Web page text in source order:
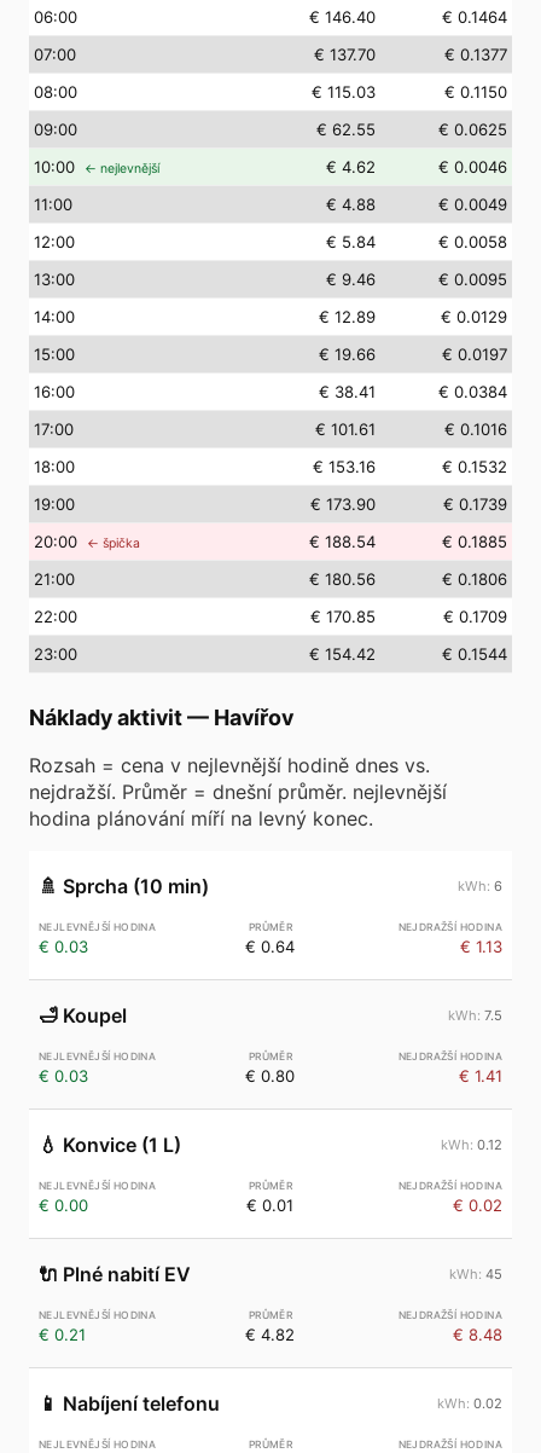
06:00 € 146.40
€ 0.1464
07:00 € 137.70
€ 0.1377
08:00 € 115.03
€ 0.1150
09:00 € 62.55
€ 0.0625
10:00 ← nejlevnější € 4.62
€ 0.0046
11:00 € 4.88
€ 0.0049
12:00 € 5.84
€ 0.0058
13:00 € 9.46
€ 0.0095
14:00 € 12.89
€ 0.0129
15:00 € 19.66
€ 0.0197
16:00 € 38.41
€ 0.0384
17:00 € 101.61
€ 0.1016
18:00 € 153.16
€ 0.1532
19:00 € 173.90
€ 0.1739
20:00 ← špička € 188.54
€ 0.1885
21:00 € 180.56
€ 0.1806
22:00 € 170.85
€ 0.1709
23:00 € 154.42 € 0.1544
Náklady aktivit— Havířov
Rozsah = cena v nejlevnější hodině dnes vs.
nejdražší. Průměr = dnešní průměr. nejlevnější
hodina plánování míří na levný konec.
🚿 Sprcha (10 min) 6
€ 0.03 € 0.64 € 1.13
🛁 Koupel 7.5
€ 0.03 € 0.80 € 1.41
💧 Konvice (1 L) 0.12
€ 0.00 € 0.01 € 0.02
🔌 Plné nabití EV 45
€ 0.21 € 4.82 € 8.48
📱 Nabíjení telefonu 0.02